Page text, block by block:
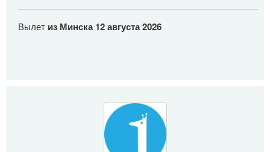
Вылет из Минска12 августа 2026